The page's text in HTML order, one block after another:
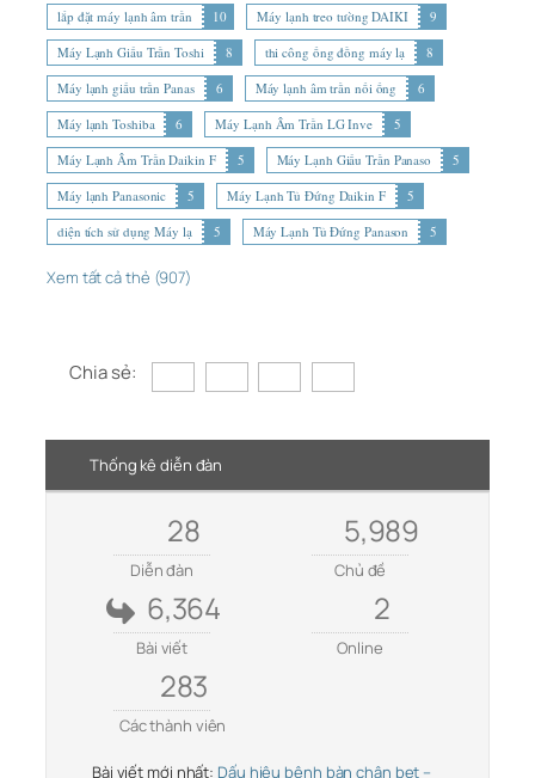
lắp đặt máy lạnh âm trần
10 Máy lạnh treo tường DAIKI
9
Máy Lạnh Giấu Trần Toshi
8 thi công ống đồng máy lạ
8
Máy lạnh giấu trần Panas
6 Máy lạnh âm trần nối ống
6
Máy lạnh Toshiba
6 Máy Lạnh Âm Trần LG Inve
5
Máy Lạnh Âm Trần Daikin F
5 Máy Lạnh Giấu Trần Panaso
5
Máy lạnh Panasonic
5 Máy Lạnh Tủ Đứng Daikin F
5
diện tích sử dụng Máy lạ
5 Máy Lạnh Tủ Đứng Panason 5
Xem tất cả thẻ (907)
Chia sẻ:
Thống kê diễn đàn
28
Diễn đàn
5,989
Chủ đề
6,364
Bài viết
2
Online
283
Các thành viên
Bài viết mới nhất: Dấu hiệu bệnh bàn chân bẹt –